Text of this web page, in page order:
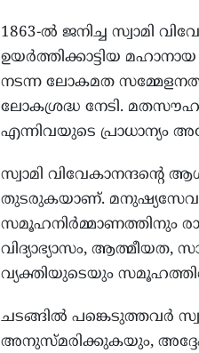
1863-ൽ ജനിച്ച സ്വാമി
ഉയർത്തിക്കാട്ടിയ
നടന്ന ലോകമത
ലോകശ്രദ്ധ നേടി.
എന്നിവയുടെ പ്രാധാന്യം
സ്വാമി
തുടരുകയാണ്.
സമൂഹനിർമ്മാണത്തിനും
വിദ്യാഭ്യാസം,
വ്യക്തിയുടെയും
ചടങ്ങിൽ പങ്കെടുത്തവർ
അനുസ്മരിക്കുകയും,